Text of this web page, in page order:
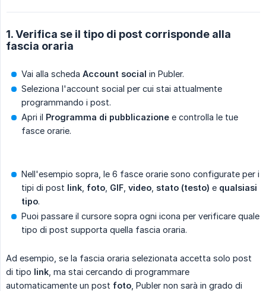
1. Verifica se il tipo di post corrisponde alla
fascia oraria
Vai alla scheda Account social in Publer.
Seleziona l'account social per cui stai attualmente
programmando i post.
Apri il Programma di pubblicazione e controlla le tue
fasce orarie.
Nell'esempio sopra, le 6 fasce orarie sono configurate per i
tipi di post link foto GIF video stato (testo) e qualsiasi
tipo.
Puoi passare il cursore sopra ogni icona per verificare quale
tipo di post supporta quella fascia oraria.
Ad esempio, se la fascia oraria selezionata accetta solo post
di tipo link , ma stai cercando di programmare
automaticamente un post foto , Publer non sarà in grado di